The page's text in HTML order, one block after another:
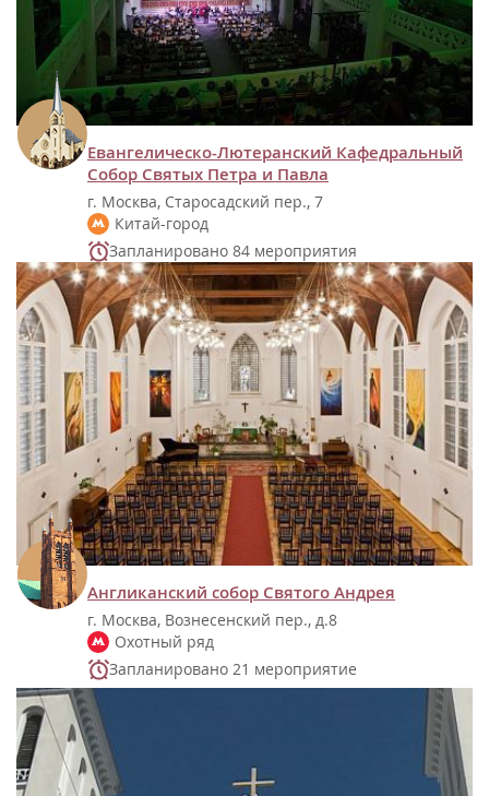
Евангелическо-Лютеранский Кафедральный
Собор Святых Петра и Павла
г. Москва, Старосадский пер., 7
Китай-город
Запланировано 84 мероприятия
Англиканский собор Святого Андрея
г. Москва, Вознесенский пер., д.8
Охотный ряд
Запланировано 21 мероприятие